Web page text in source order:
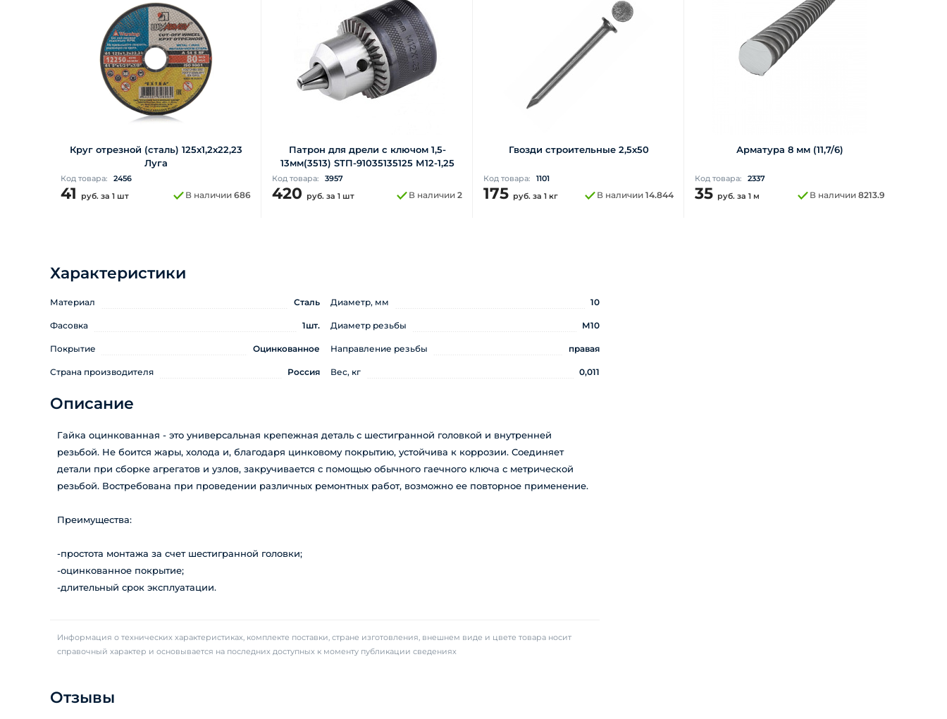
Круг отрезной (сталь) 125х1,2х22,23
Луга
Код товара: 2456
41 руб. за 1 шт В наличии 686
Патрон для дрели с ключом 1,5-
13мм(3513) STП-91035135125 М12-1,25
Код товара: 3957
420 руб. за 1 шт В наличии 2
Гвозди строительные 2,5х50
Код товара: 1101
175 руб. за 1 кг В наличии 14.844
Арматура 8 мм (11,7/6)
Код товара: 2337
35 руб. за 1 м В наличии 8213.9
Характеристики
Материал Сталь Диаметр, мм 10
Фасовка 1шт. Диаметр резьбы М10
Покрытие Оцинкованное Направление резьбы правая
Страна производителя Россия Вес, кг 0,011
Описание
Гайка оцинкованная - это универсальная крепежная деталь с шестигранной головкой и внутренней
резьбой. Не боится жары, холода и, благодаря цинковому покрытию, устойчива к коррозии. Соединяет
детали при сборке агрегатов и узлов, закручивается с помощью обычного гаечного ключа с метрической
резьбой. Востребована при проведении различных ремонтных работ, возможно ее повторное применение.
Преимущества:
-простота монтажа за счет шестигранной головки;
-оцинкованное покрытие;
-длительный срок эксплуатации.
Информация о технических характеристиках, комплекте поставки, стране изготовления, внешнем виде и цвете товара носит
справочный характер и основывается на последних доступных к моменту публикации сведениях
Отзывы